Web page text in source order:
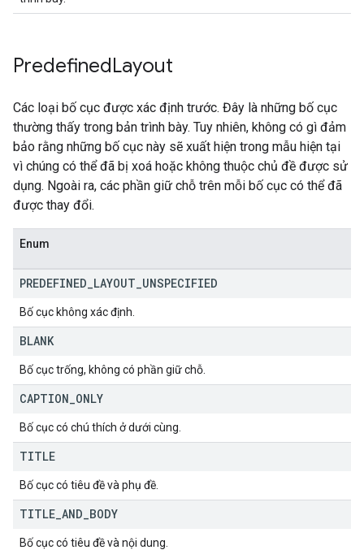
PredefinedLayout
Các loại bố cục được xác định trước. Đây là những bố cục
thường thấy trong bản trình bày. Tuy nhiên, không có gì đảm
bảo rằng những bố cục này sẽ xuất hiện trong mẫu hiện tại
vì chúng có thể đã bị xoá hoặc không thuộc chủ đề được sử
dụng. Ngoài ra, các phần giữ chỗ trên mỗi bố cục có thể đã
được thay đổi.
Enum
PREDEFINED LAYOUT UNSPECIFIED
Bố cục không xác định.
BLANK
Bố cục trống, không có phần giữ chỗ.
CAPTION ONLY
Bố cục có chú thích ở dưới cùng.
TITLE
Bố cục có tiêu đề và phụ đề.
TITLE AND BODY
Bố cục có tiêu đề và nội dung.